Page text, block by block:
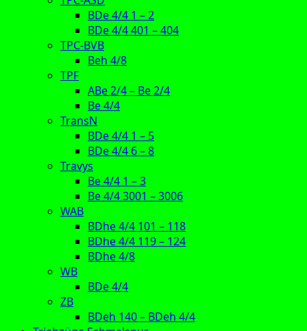
BDe 4/4 1 – 2
BDe 4/4 401 – 404
TPC-BVB
Beh 4/8
TPF
ABe 2/4 – Be 2/4
Be 4/4
TransN
BDe 4/4 1 – 5
BDe 4/4 6 – 8
Travys
Be 4/4 1 – 3
Be 4/4 3001 – 3006
WAB
BDhe 4/4 101 – 118
BDhe 4/4 119 – 124
BDhe 4/8
WB
BDe 4/4
ZB
BDeh 140 – BDeh 4/4